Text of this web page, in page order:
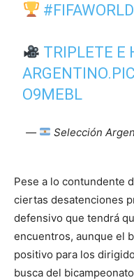
TRIPLETE E
ARGENTINO.
O9MEBL
— Selección
Pese a lo contundente
ciertas desatenciones
defensivo que tendrá
encuentros, aunque el
positivo para los
busca del